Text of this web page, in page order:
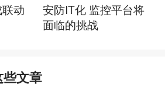
动
安防IT化 监控平台将
面临的挑战
文章